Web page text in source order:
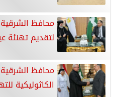
محافظ
لتقديم تهنئة
محافظ
الكاثوليكية